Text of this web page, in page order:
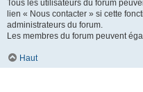
Tous les utilisateurs du forum
lien « Nous contacter » si cette
administrateurs du forum.
Les membres du forum peuvent
Haut